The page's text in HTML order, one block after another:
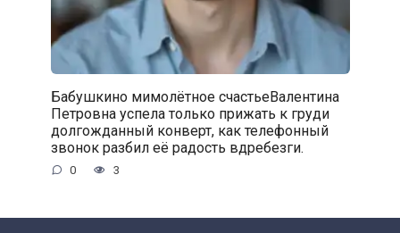
Бабушкино мимолётное счастьеВалентина
Петровна успела только прижать к груди
долгожданный конверт, как телефонный
звонок разбил её радость вдребезги.
0 3